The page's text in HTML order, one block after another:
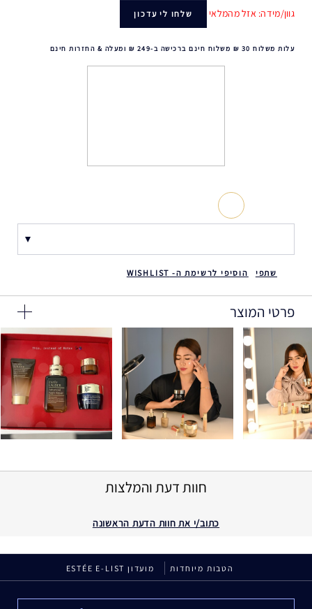
גוון/מידה: אזל מהמלאי שלחו לי עדכון
עלות משלוח 30 ₪ משלוח חינם ברכישה ב-249 ₪ ומעלה & החזרות חינם
שתפי הוסיפי לרשימת ה- WISHLIST
פרטי המוצר
חוות דעת והמלצות
כתוב/י את חוות הדעת הראשונה
הטבות מיוחדות מועדון ESTÉE E-LIST